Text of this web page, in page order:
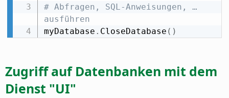
# Abfragen, SQL-Anweisungen, …
ausführen
myDatabase . CloseDatabase ( )
Zugriff auf Datenbanken mit dem
Dienst "UI"